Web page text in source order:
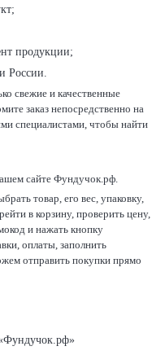
продукции;
России.
свежие и качественные
заказ непосредственно на
специалистами, чтобы найти
сайте Фундучок.рф.
товар, его вес, упаковку,
в корзину, проверить цену,
и нажать кнопку
оплаты, заполнить
отправить покупки прямо